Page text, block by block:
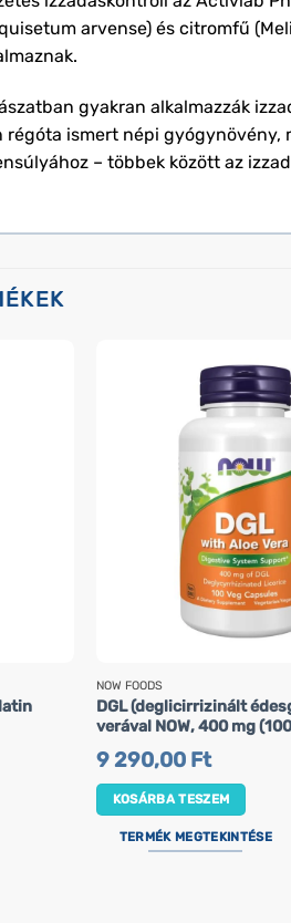
arvense) és citromfű
gyakran alkalmazzák
régóta ismert népi
– többek között az
NOW FOODS
DGL (deglicirrizinált
verával NOW, 400 mg
9 290,00 Ft
KOSÁRBA TESZEM
TERMÉK MEGTEKINTÉSE